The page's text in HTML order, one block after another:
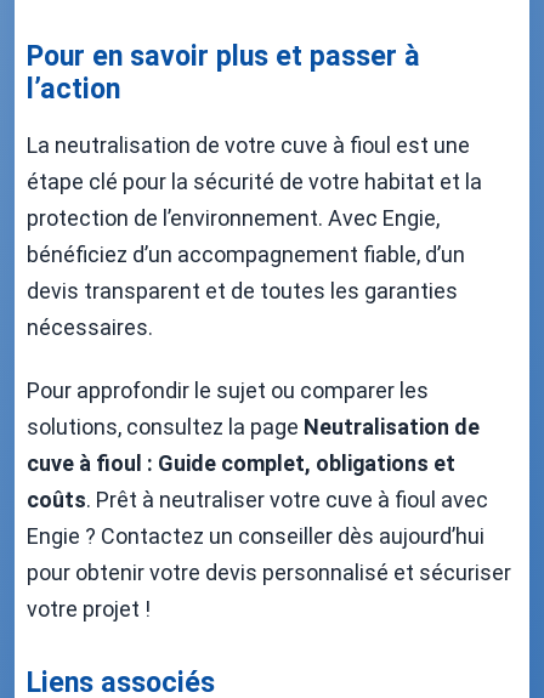
Pour en savoir plus et passer à
l’action
La neutralisation de votre cuve à fioul est une
étape clé pour la sécurité de votre habitat et la
protection de l’environnement. Avec Engie,
bénéficiez d’un accompagnement fiable, d’un
devis transparent et de toutes les garanties
nécessaires.
Pour approfondir le sujet ou comparer les
solutions, consultez la page Neutralisation de
cuve à fioul : Guide complet, obligations et
coûts. Prêt à neutraliser votre cuve à fioul avec
Engie ? Contactez un conseiller dès aujourd’hui
pour obtenir votre devis personnalisé et sécuriser
votre projet !
Liens associés